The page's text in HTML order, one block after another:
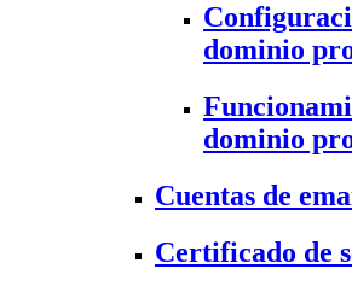
dominio
dominio
Cuentas de
Certificado de